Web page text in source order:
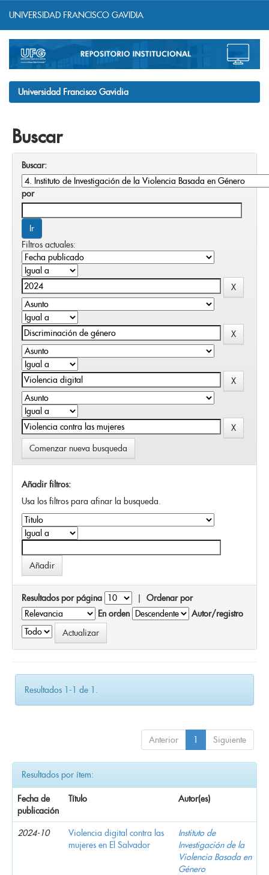
navigation
UNIVERSIDAD FRANCISCO GAVIDIA
Universidad Francisco Gavidia
Buscar
Buscar:
por
Filtros actuales:
Comenzar nueva busqueda
Añadir filtros:
Usa los filtros para afinar la busqueda.
Resultados por página | Ordenar por
En orden
Autor/registro
Resultados 1-1 de 1.
Anterior 1 Siguiente
Resultados por ítem:
Fecha de
publicación
Título Autor(es)
2024-10
Violencia digital contra las
mujeres en El Salvador
Instituto de
Investigación de la
Violencia Basada en
Género